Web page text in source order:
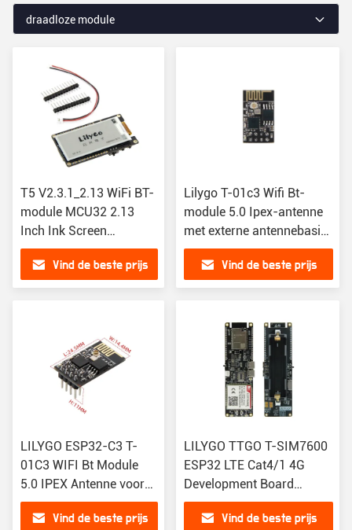
draadloze module
T5 V2.3.1_2.13 WiFi BT-
module MCU32 2.13
Inch Ink Screen
Development Board E-
Paper Screen Nieuwe
bestuurder chip DE
Vind de beste prijs
Lilygo T-01c3 Wifi Bt-
module 5.0 Ipex-antenne
met externe antennebasis
Esp32-C3
Vind de beste prijs
LILYGO ESP32-C3 T-
01C3 WIFI Bt Module
5.0 IPEX Antenne voor
ESP-01 met externe
antennebasis ESP32-C3
Vind de beste prijs
LILYGO TTGO T-SIM7600
ESP32 LTE Cat4/1 4G
Development Board
SIM7600G-H R2
SIM7600SA-H SIM7600E-
Vind de beste prijs